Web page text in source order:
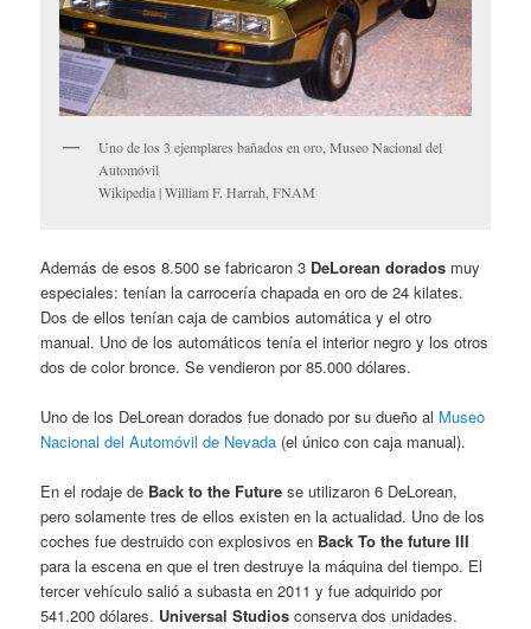
Uno de los 3 ejemplares bañados en oro, Museo Nacional del
Automóvil
Wikipedia | William F. Harrah, FNAM
Además de esos 8.500 se fabricaron 3 DeLorean dorados muy
especiales: tenían la carrocería chapada en oro de 24 kilates.
Dos de ellos tenían caja de cambios automática y el otro
manual. Uno de los automáticos tenía el interior negro y los otros
dos de color bronce. Se vendieron por 85.000 dólares.
Uno de los DeLorean dorados fue donado por su dueño al Museo
Nacional del Automóvil de Nevada (el único con caja manual).
En el rodaje de Back to the Future se utilizaron 6 DeLorean,
pero solamente tres de ellos existen en la actualidad. Uno de los
coches fue destruido con explosivos en Back To the future III
para la escena en que el tren destruye la máquina del tiempo. El
tercer vehículo salió a subasta en 2011 y fue adquirido por
541.200 dólares. Universal Studios conserva dos unidades.